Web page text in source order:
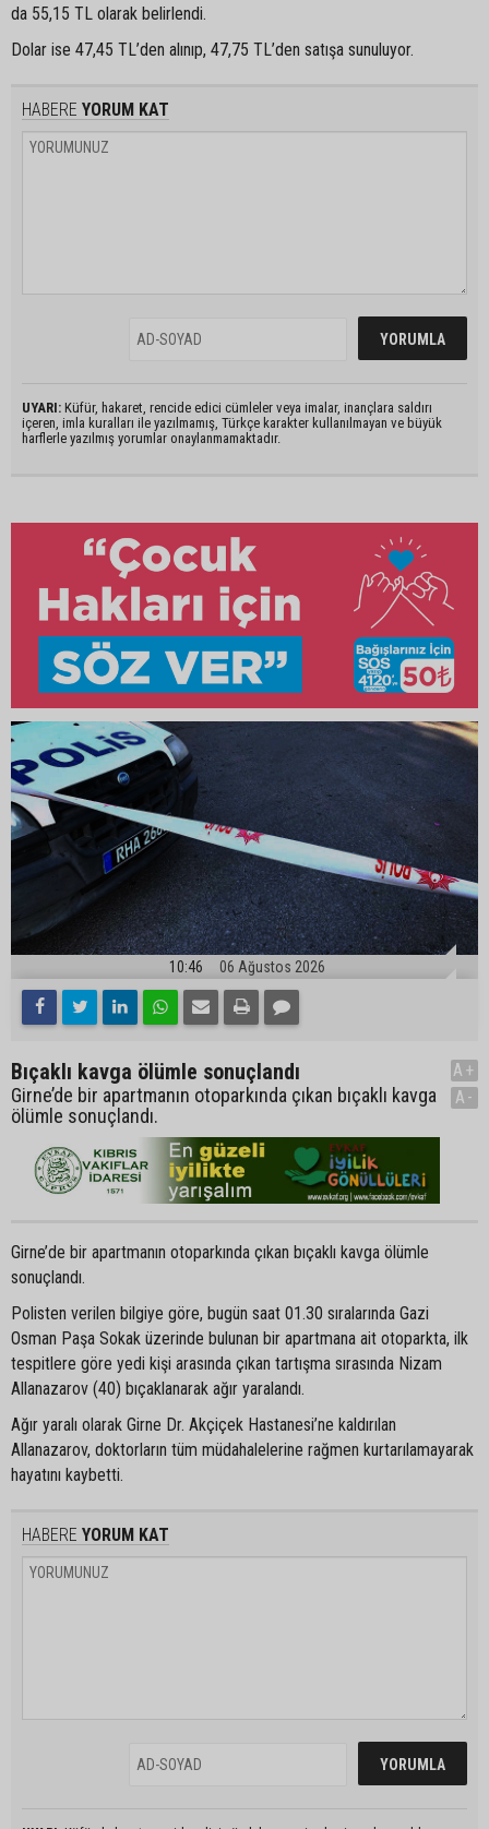
da 55,15 TL olarak belirlendi.
Dolar ise 47,45 TL’den alınıp, 47,75 TL’den satışa sunuluyor.
HABERE YORUM KAT
UYARI: Küfür, hakaret, rencide edici cümleler veya imalar, inançlara saldırı
içeren, imla kuralları ile yazılmamış, Türkçe karakter kullanılmayan ve büyük
harflerle yazılmış yorumlar onaylanmamaktadır.
10:46 06 Ağustos 2026
Bıçaklı kavga ölümle sonuçlandı
Girne’de bir apartmanın otoparkında çıkan bıçaklı kavga
ölümle sonuçlandı.
A+
A-
Girne’de bir apartmanın otoparkında çıkan bıçaklı kavga ölümle
sonuçlandı.
Polisten verilen bilgiye göre, bugün saat 01.30 sıralarında Gazi
Osman Paşa Sokak üzerinde bulunan bir apartmana ait otoparkta, ilk
tespitlere göre yedi kişi arasında çıkan tartışma sırasında Nizam
Allanazarov (40) bıçaklanarak ağır yaralandı.
Ağır yaralı olarak Girne Dr. Akçiçek Hastanesi’ne kaldırılan
Allanazarov, doktorların tüm müdahalelerine rağmen kurtarılamayarak
hayatını kaybetti.
HABERE YORUM KAT